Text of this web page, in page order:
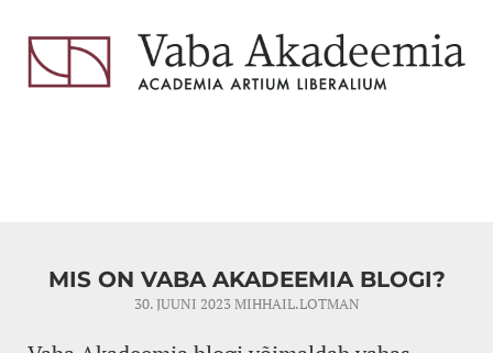
MIS ON VABA AKADEEMIA BLOGI?
30. JUUNI 2023MIHHAIL.LOTMAN